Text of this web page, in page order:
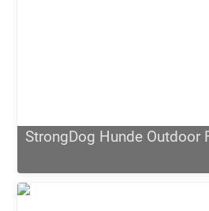
StrongDog Hunde Outdoor